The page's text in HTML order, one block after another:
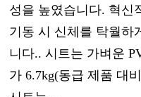
성을 높였습니다. 혁신
기동 시 신체를 탁월하
니다.. 시트는 가벼운
가 6.7kg(동급 제품 대